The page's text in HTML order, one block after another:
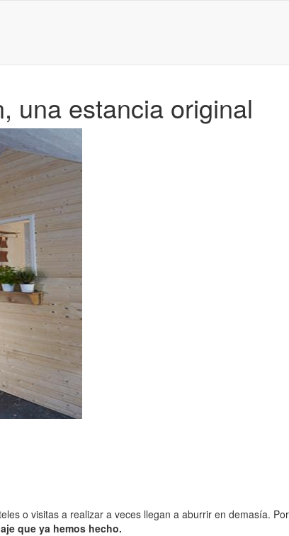
una estancia original
o visitas a realizar a veces llegan a aburrir en demasía.
que ya hemos hecho.